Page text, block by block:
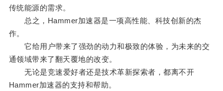
传统能源的需求。
总之，Hammer加速器是一项高性能、科技创新的杰
作。
它给用户带来了强劲的动力和极致的体验，为未来的交
通领域带来了翻天覆地的改变。
无论是竞速爱好者还是技术革新探索者，都离不开
Hammer加速器的支持和帮助。